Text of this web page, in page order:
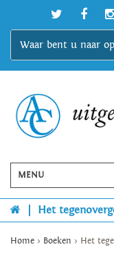
MENU
Het
Home > Boeken > Het